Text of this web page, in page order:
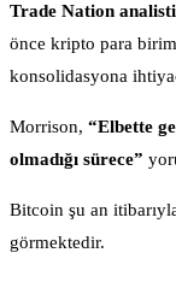
Trade Nation
önce kripto para
konsolidasyona
Morrison, “Elbette
olmadığı sürece”
Bitcoin şu an
görmektedir.